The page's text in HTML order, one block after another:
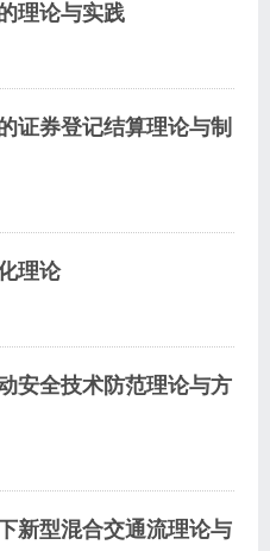
理论与实践
证券登记结算理论与制
理论
安全技术防范理论与方
新型混合交通流理论与